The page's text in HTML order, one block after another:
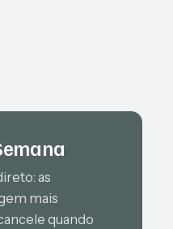
as
mais
quando